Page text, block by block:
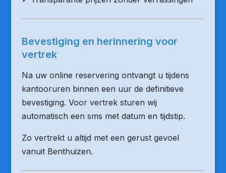
Bevestiging en herinnering voor
vertrek
Na uw online reservering ontvangt u tijdens
kantooruren binnen een uur de definitieve
bevestiging. Voor vertrek sturen wij
automatisch een sms met datum en tijdstip.
Zo vertrekt u altijd met een gerust gevoel
vanuit Benthuizen.